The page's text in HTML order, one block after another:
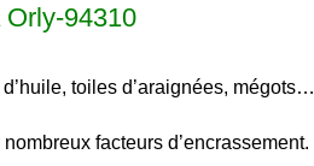
94310
toiles d’araignées, mégots…
facteurs d’encrassement.